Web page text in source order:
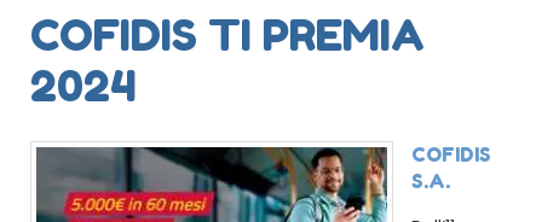
COFIDIS TI PREMIA
2024
COFIDIS
S.A.